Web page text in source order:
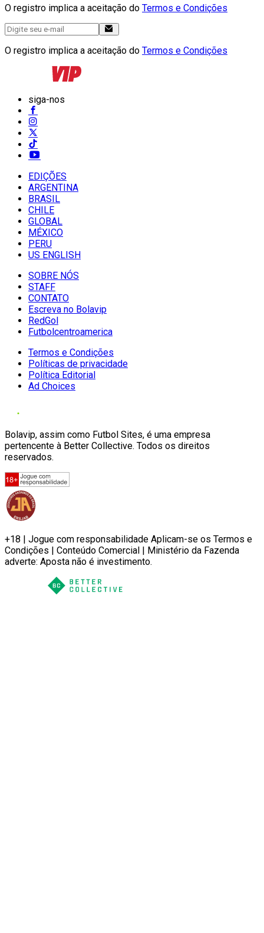
O registro implica a aceitação do Termos e Condições
O registro implica a aceitação do Termos e Condições
siga-nos
EDIÇÕES
ARGENTINA
BRASIL
CHILE
GLOBAL
MÉXICO
PERU
US ENGLISH
SOBRE NÓS
STAFF
CONTATO
Escreva no Bolavip
RedGol
Futbolcentroamerica
Termos e Condições
Políticas de privacidade
Política Editorial
Ad Choices
Bolavip, assim como Futbol Sites, é uma empresa
pertencente à Better Collective. Todos os direitos
reservados.
+18 | Jogue com responsabilidade Aplicam-se os Termos e
Condições | Conteúdo Comercial | Ministério da Fazenda
adverte: Aposta não é investimento.